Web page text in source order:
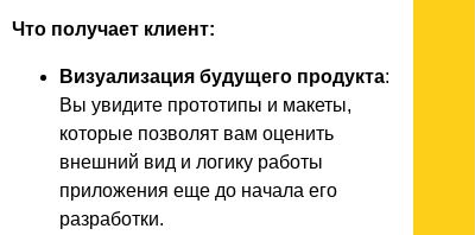
Что получает клиент:
Визуализация будущего продукта:
Вы увидите прототипы и макеты,
которые позволят вам оценить
внешний вид и логику работы
приложения еще до начала его
разработки.